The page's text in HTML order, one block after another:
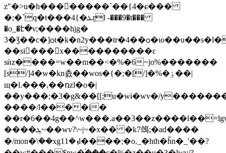
z"�>u�h����ٕ����`��{4�ɕ���
�;�`q�t���4{�ܥɽl -���9�t���
�o_�է�ν;����hjg�
��si򴖓���x����������ε
sѝz����=w��m��<�%�6~jo%�������
[s/]4�w�kn츬��wos�{�;�[/]�%�ٶ��|
щ�l.���,��ռzl�o�|
��y���;�3�g&��[[;u�wɨ�wv�/
����/l����i�
����ܓ~��wv?\~|~�x�� �k7䲲;�ad����
�/mon�\ܽ��xgܙ�11l����;�o._�hth�ȟn�_'��?